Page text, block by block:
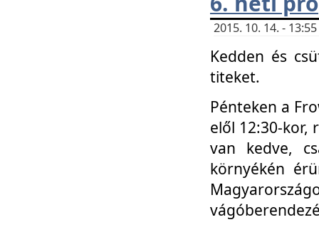
2015. 10. 14. -
Kedden és
titeket.
Pénteken a
elől 12:30-kor,
van kedve,
környékén